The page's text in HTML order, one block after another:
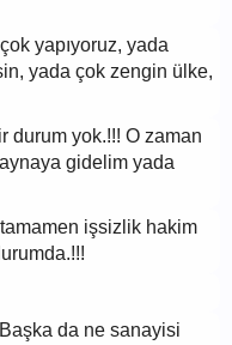
yapıyoruz, yada
yada çok zengin ülke,
durum yok.!!! O zaman
gidelim yada
işsizlik hakim
Başka da ne sanayisi